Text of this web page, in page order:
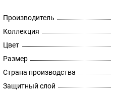
Производитель
Коллекция
Цвет
Размер
Страна производства
Защитный слой